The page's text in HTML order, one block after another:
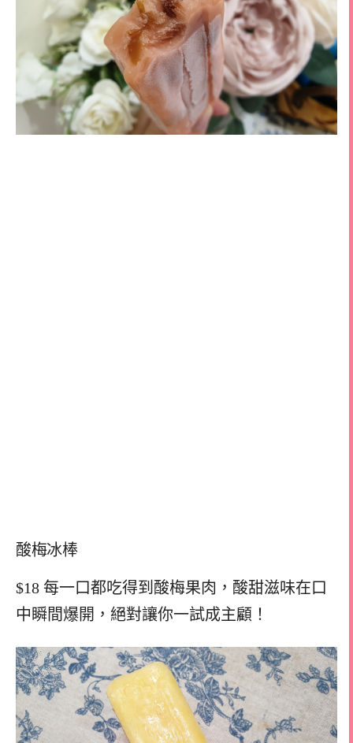
酸梅冰棒
$18 每一口都吃得到酸梅果肉，酸甜滋味在口
中瞬間爆開，絕對讓你一試成主顧！